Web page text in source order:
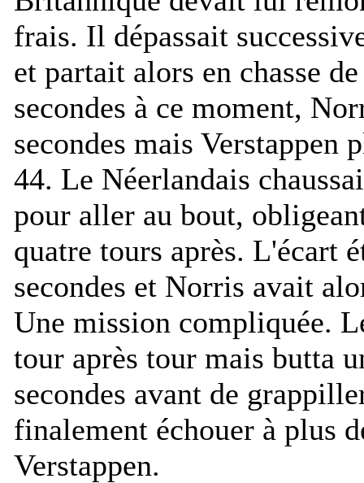
frais. Il dépassait
et partait alors en chasse
secondes à ce moment,
secondes mais Verstappen
44. Le Néerlandais
pour aller au bout,
quatre tours après. L'écart
secondes et Norris avait
Une mission compliquée.
tour après tour mais butta
secondes avant de
finalement échouer à plus
Verstappen.